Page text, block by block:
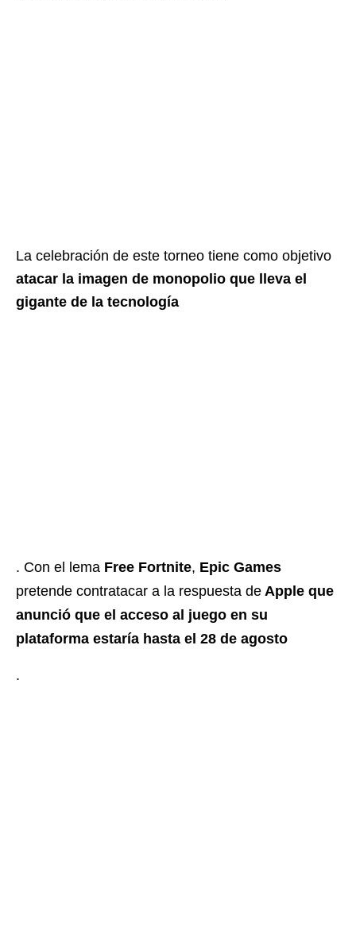
La celebración de este torneo tiene como objetivo
atacar la imagen de monopolio que lleva el
gigante de la tecnología
. Con el lema Free Fortnite, Epic Games
pretende contratacar a la respuesta de Apple que
anunció que el acceso al juego en su
plataforma estaría hasta el 28 de agosto
.